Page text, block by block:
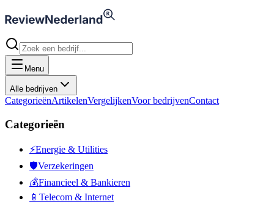
Menu
Alle bedrijven
CategorieënArtikelenVergelijkenVoor bedrijvenContact
Categorieën
⚡Energie & Utilities
🛡️Verzekeringen
💰Financieel & Bankieren
📱 Telecom & Internet